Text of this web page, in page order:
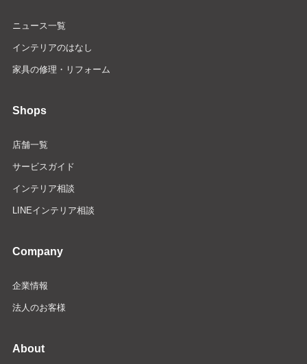
ニュース一覧
インテリアのはなし
家具の修理・リフォーム
Shops
店舗一覧
サービスガイド
インテリア相談
LINEインテリア相談
Company
企業情報
法人のお客様
About